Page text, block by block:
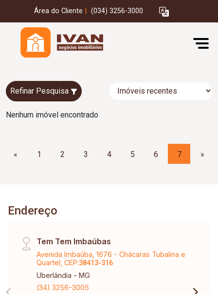
Área do Cliente (034) 3256-3000
Refinar Pesquisa
Nenhum imóvel encontrado
« 1 2 3 4 5 6 7 »
Endereço
Tem Tem Imbaúbas
Avenida Imbaúba, 1676 - Chácaras Tubalina e
Quartel, CEP:38413-316
Uberlândia - MG
(34) 3256-3005